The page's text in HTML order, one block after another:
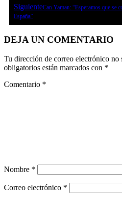
SiguienteCan Yaman: “Esperamos que se
España”
DEJA UN COMENTARIO
Tu dirección de correo electrónico no
obligatorios están marcados con *
Comentario *
Nombre *
Correo electrónico *